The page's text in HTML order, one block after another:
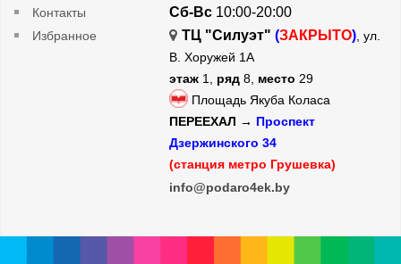
Контакты
Избранное
Сб-Вс 10:00-20:00
ТЦ "Силуэт" (ЗАКРЫТО), ул.
В. Хоружей 1А
этаж 1, ряд 8, место 29
Площадь Якуба Коласа
ПЕРЕЕХАЛ → Проспект
Дзержинского 34
(станция метро Грушевка)
info@podaro4ek.by